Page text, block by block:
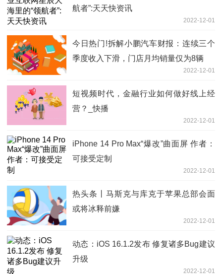
航者”:天天快资讯
2022-12-01
今日热门!拆解小鹏汽车财报：连续三个
季度收入下滑，门店月均销量仅为8辆
2022-12-01
短视频时代，金融行业如何做好线上经
营？_快播
2022-12-01
iPhone 14 Pro Max“爆改”曲面屏 作者：
可接受定制
2022-12-01
热头条丨马斯克与库克于苹果总部会面
或将冰释前嫌
2022-12-01
动态：iOS 16.1.2发布 修复诸多Bug建议
升级
2022-12-01